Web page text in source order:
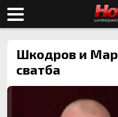
Шкодров и
сватба